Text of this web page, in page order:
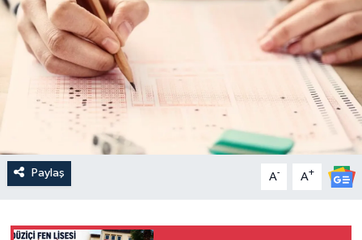
Paylaş A- A+